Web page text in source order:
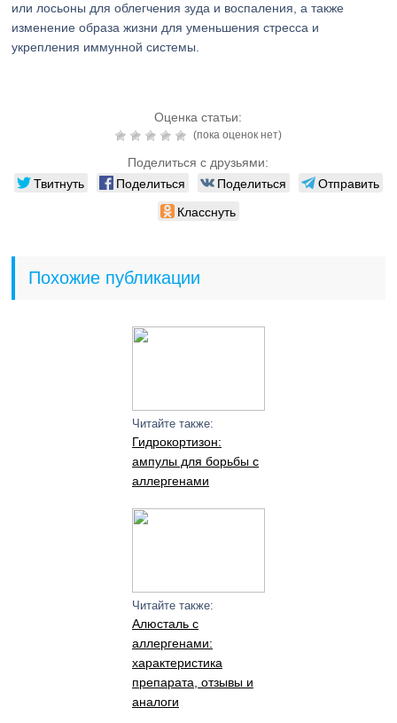
или лосьоны для облегчения зуда и воспаления, а также
изменение образа жизни для уменьшения стресса и
укрепления иммунной системы.
Оценка статьи:
(пока оценок нет)
Поделиться с друзьями:
Твитнуть Поделиться Поделиться
Отправить
Класснуть
Похожие публикации
Читайте также:
Гидрокортизон:
ампулы для борьбы с
аллергенами
Читайте также:
Алюсталь с
аллергенами:
характеристика
препарата, отзывы и
аналоги